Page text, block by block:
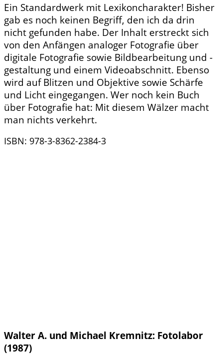
Ein Standardwerk mit Lexikoncharakter! Bisher
gab es noch keinen Begriff, den ich da drin
nicht gefunden habe. Der Inhalt erstreckt sich
von den Anfängen analoger Fotografie über
digitale Fotografie sowie Bildbearbeitung und -
gestaltung und einem Videoabschnitt. Ebenso
wird auf Blitzen und Objektive sowie Schärfe
und Licht eingegangen. Wer noch kein Buch
über Fotografie hat: Mit diesem Wälzer macht
man nichts verkehrt.
ISBN: 978-3-8362-2384-3
Walter A. und Michael Kremnitz: Fotolabor
(1987)